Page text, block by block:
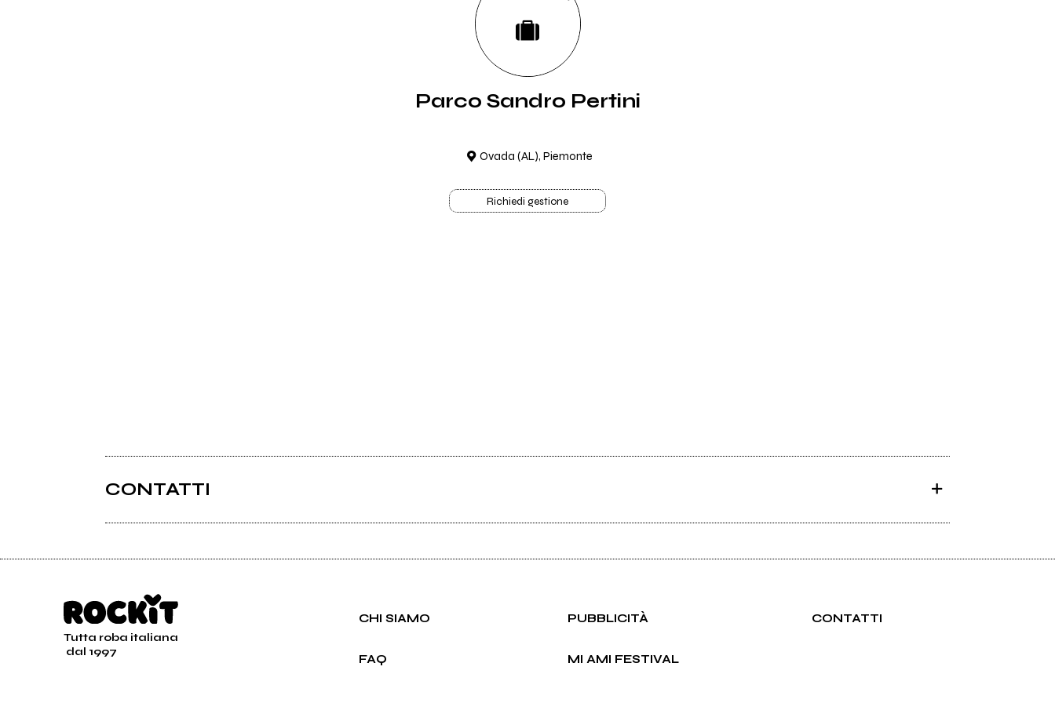
Parco Sandro Pertini
Ovada (AL), Piemonte
Richiedi gestione
CONTATTI
Tutta roba italiana
dal 1997
CHI SIAMO PUBBLICITÀ CONTATTI
FAQ MI AMI FESTIVAL